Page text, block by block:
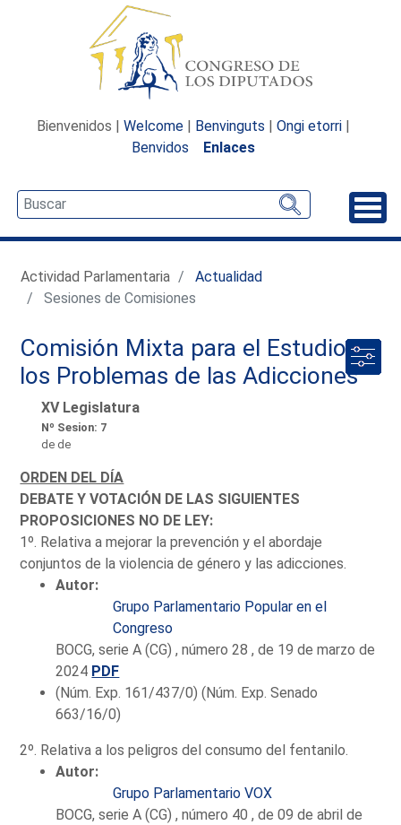
Bienvenidos | Welcome | Benvinguts | Ongi etorri |
Benvidos
Enlaces
Actividad Parlamentaria
Actualidad
Sesiones de Comisiones
Comisión Mixta para el Estudio de
los Problemas de las Adicciones
XV Legislatura
Nº Sesion: 7
de de
ORDEN DEL DÍA
DEBATE Y VOTACIÓN DE LAS SIGUIENTES
PROPOSICIONES NO DE LEY:
1º. Relativa a mejorar la prevención y el abordaje
conjuntos de la violencia de género y las adicciones.
Autor:
Grupo Parlamentario Popular en el
Congreso
BOCG, serie A (CG) , número 28 , de 19 de marzo de
2024 PDF
(Núm. Exp. 161/437/0) (Núm. Exp. Senado
663/16/0)
2º. Relativa a los peligros del consumo del fentanilo.
Autor:
Grupo Parlamentario VOX
BOCG, serie A (CG) , número 40 , de 09 de abril de